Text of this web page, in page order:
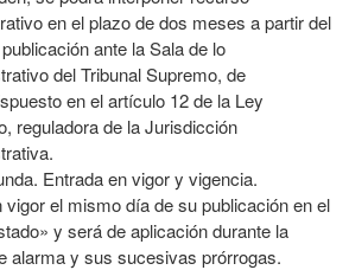
en el plazo de dos meses a partir del
ante la Sala de lo
del Tribunal Supremo, de
en el artículo 12 de la Ley
reguladora de la Jurisdicción
Entrada en vigor y vigencia.
vigor el mismo día de su publicación en el
y será de aplicación durante la
alarma y sus sucesivas prórrogas.